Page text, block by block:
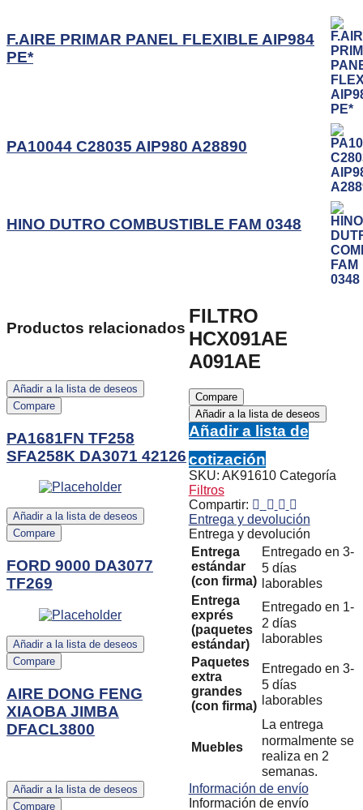
F.AIRE PRIMAR PANEL FLEXIBLE AIP984
PE*
PA10044 C28035 AIP980 A28890
HINO DUTRO COMBUSTIBLE FAM 0348
FILTRO
HCX091AE
A091AE
Compare
Añadir a la lista de deseos
Añadir a lista de
cotización
SKU: AK91610 Categoría
Filtros
Compartir:
Entrega y devolución
Entrega y devolución
Entrega
estándar
(con firma)
Entregado en 3-
5 días
laborables
Entrega
exprés
(paquetes
estándar)
Entregado en 1-
2 días
laborables
Paquetes
extra
grandes
(con firma)
Entregado en 3-
5 días
laborables
Muebles
La entrega
normalmente se
realiza en 2
semanas.
Información de envío
Información de envío
Productos relacionados
Añadir a la lista de deseos
Compare
PA1681FN TF258
SFA258K DA3071 42126
Añadir a la lista de deseos
Compare
FORD 9000 DA3077
TF269
Añadir a la lista de deseos
Compare
AIRE DONG FENG
XIAOBA JIMBA
DFACL3800
Añadir a la lista de deseos
Compare